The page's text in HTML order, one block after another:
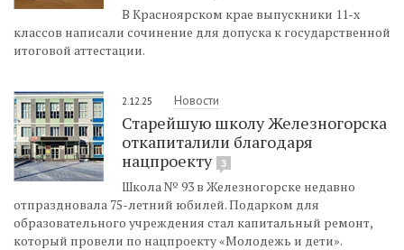
В Красноярском крае выпускники 11-х
классов написали сочинение для допуска к государственной
итоговой аттестации.
2.12.25 Новости
Старейшую школу Железногорска
откапиталили благодаря
нацпроекту
3
Школа № 93 в Железногорске недавно
отпраздновала 75-летний юбилей. Подарком для
образовательного учреждения стал капитальный ремонт,
который провели по нацпроекту «Молодежь и дети».